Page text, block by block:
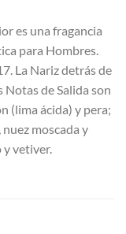
es una fragancia
para Hombres.
La Nariz detrás de
Notas de Salida son
(lima ácida) y pera;
moscada y
y vetiver.